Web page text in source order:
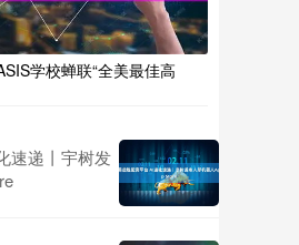
学校蝉联“全美最佳高
速递丨宇树发